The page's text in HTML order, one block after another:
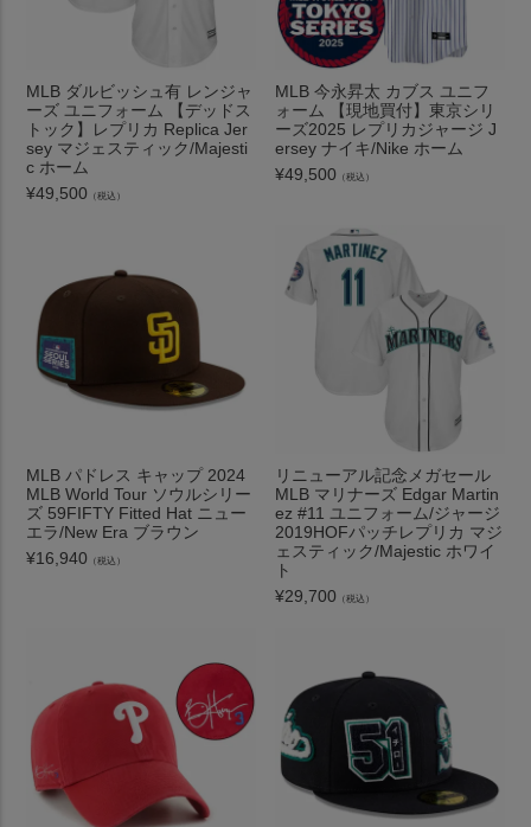
MLB ダルビッシュ有 レンジャ
ーズ ユニフォーム 【デッドス
トック】レプリカ Replica Jer
sey マジェスティック/Majesti
c ホーム
¥49,500 （税込）
MLB 今永昇太 カブス ユニフ
ォーム 【現地買付】東京シリ
ーズ2025 レプリカジャージ J
ersey ナイキ/Nike ホーム
¥49,500 （税込）
MLB パドレス キャップ 2024
MLB World Tour ソウルシリー
ズ 59FIFTY Fitted Hat ニュー
エラ/New Era ブラウン
¥16,940 （税込）
リニューアル記念メガセール
MLB マリナーズ Edgar Martin
ez #11 ユニフォーム/ジャージ
2019HOFパッチレプリカ マジ
ェスティック/Majestic ホワイ
ト
¥29,700 （税込）